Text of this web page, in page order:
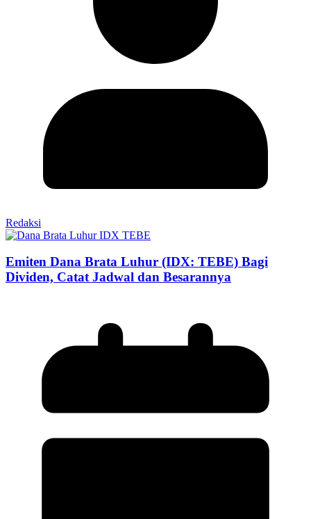
Redaksi
Emiten Dana Brata Luhur (IDX: TEBE) Bagi
Dividen, Catat Jadwal dan Besarannya